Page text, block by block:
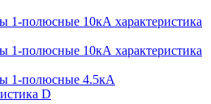
1-полюсные 10кА характеристика
1-полюсные 10кА характеристика
1-полюсные 4.5кА
D